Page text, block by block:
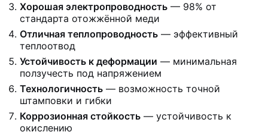
Хорошая электропроводность — 98% от
стандарта отожжённой меди
Отличная теплопроводность — эффективный
теплоотвод
Устойчивость к деформации — минимальная
ползучесть под напряжением
Технологичность — возможность точной
штамповки и гибки
Коррозионная стойкость — устойчивость к
окислению